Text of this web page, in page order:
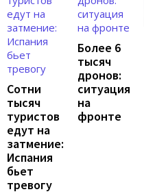
Сотни
тысяч
туристов
едут на
затмение:
Испания
бьет
тревогу
Более 6
тысяч
дронов:
ситуация
на
фронте